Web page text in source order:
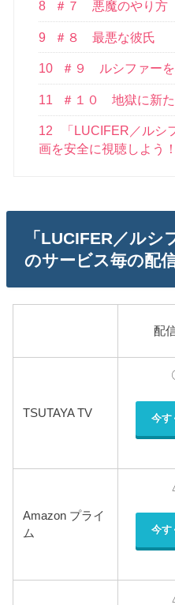
8 ＃７ 悪魔のやり方
9 ＃８ 最悪な彼氏
10 ＃９ ルシファーを
11 ＃１０ 地獄に新
12
「LUCIFER／ルシ
画を安全に視聴しよう！
「LUCIFER／ルシ
のサービス毎の配
配
TSUTAYA TV 今す
Amazon プライ
ム
今す